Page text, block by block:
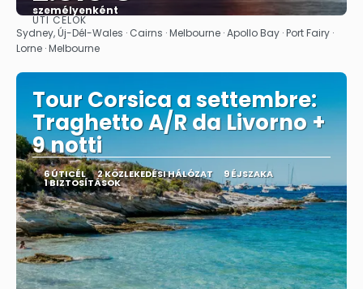
személyenként
Megnézem
ÚTI CÉLOK
Sydney, Új-Dél-Wales · Cairns · Melbourne · Apollo Bay · Port Fairy ·
Lorne · Melbourne
Tour Corsica a settembre:
Traghetto A/R da Livorno +
9 notti
6 ÚTICÉL 2 KÖZLEKEDÉSI HÁLÓZAT 9 ÉJSZAKA
1 BIZTOSÍTÁSOK